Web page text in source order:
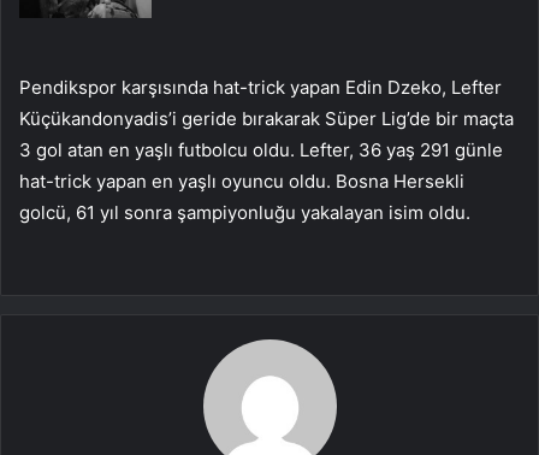
Pendikspor karşısında hat-trick yapan Edin Dzeko, Lefter
Küçükandonyadis’i geride bırakarak Süper Lig’de bir maçta
3 gol atan en yaşlı futbolcu oldu. Lefter, 36 yaş 291 günle
hat-trick yapan en yaşlı oyuncu oldu. Bosna Hersekli
golcü, 61 yıl sonra şampiyonluğu yakalayan isim oldu.